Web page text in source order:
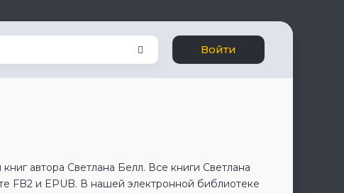
Войти
автора Светлана Белл. Все книги Светлана
FB2 и EPUB. В нашей электронной библиотеке